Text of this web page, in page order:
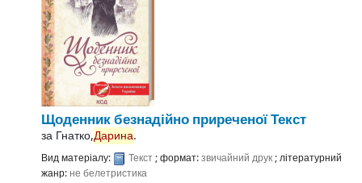
Щоденник безнадійно приреченоїТекст
за Гнатко,Дарина.
Вид матеріалу: Текст; формат:звичайний друк; літературний
жанр:не белетристика